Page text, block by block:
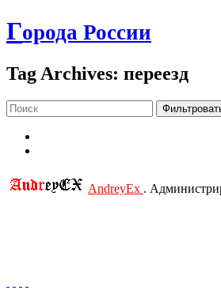
Города России
Tag Archives: переезд
AndreyEx .